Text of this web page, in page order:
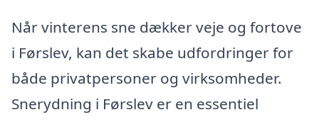
Når vinterens sne dækker veje og fortove
i Førslev, kan det skabe udfordringer for
både privatpersoner og virksomheder.
Snerydning i Førslev er en essentiel